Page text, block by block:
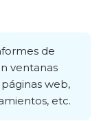
de
ventanas
web,
etc.